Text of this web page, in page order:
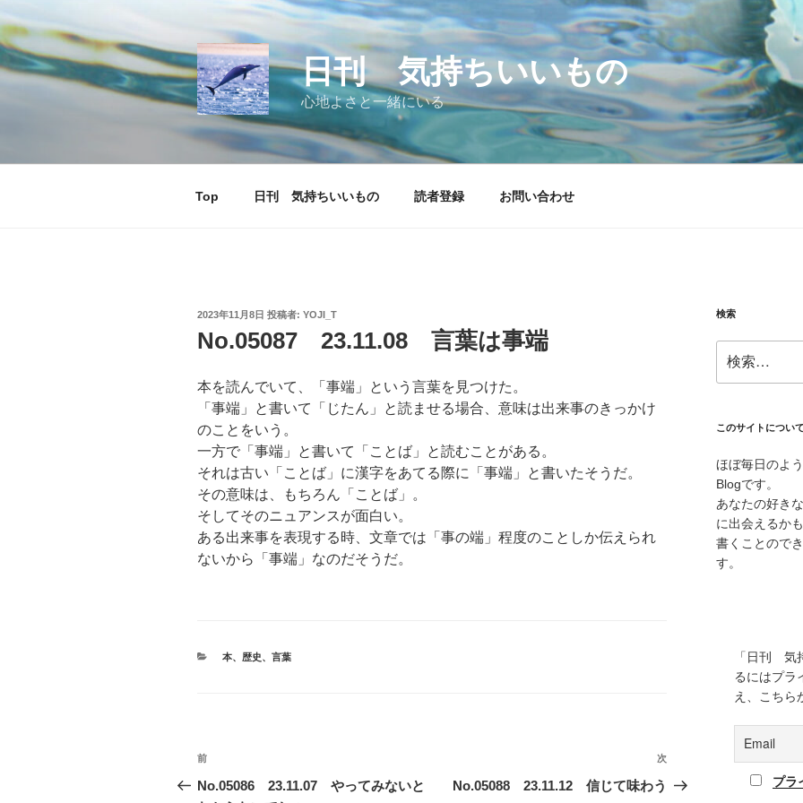
ン
テ
ン
キ
日刊 気持ちいいもの
心地よさと一緒にいる
Top 日刊 気持ちいいもの 読者登録 お問い合わせ
投
日:
2023年11月8日 投稿者: YOJI_T
No.05087 23.11.08 言葉は事端
本を読んでいて、「事端」という言葉を見つけた。
「事端」と書いて「じたん」と読ませる場合、意味は出来事のきっかけ
のことをいう。
一方で「事端」と書いて「ことば」と読むことがある。
それは古い「ことば」に漢字をあてる際に「事端」と書いたそうだ。
その意味は、もちろん「ことば」。
そしてそのニュアンスが面白い。
ある出来事を表現する時、文章では「事の端」程度のことしか伝えられ
ないから「事端」なのだそうだ。
カ
本、 歴史、 言葉
投
稿
前
の
前
No.05086 23.11.07 やってみないと
次
の
次
No.05088 23.11.12 信じて味わう
検索
索:
このサイトについ
ほぼ毎日のよ
Blogです。
あなたの好き
に出会えるか
書くことので
す。
「日刊 気
るにはプラ
え、こちら
プラ